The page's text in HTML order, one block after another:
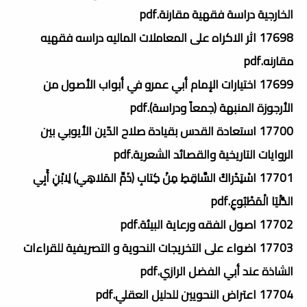
الخارجية دراسة فقهية مقارنة.pdf
17698 اثر الاكراه على المعاملات الماليه دراسه فقهيه
مقارنه.pdf
17699 اختيارات الإمام أبي عمرو في أبواب الأصول من
الأرجوزة المنبهة (جمعاً ودراسة).pdf
17700 استعادة القدس بقيادة صلاح الدّين الأيوبي بين
الروايات التاريخية والقصائد الشعرية.pdf
17701 اسْتِدْراكُ السَّاقِطِ مِنْ كِتابِ (ذَمِّ المَلاهِي) لِابْنِ أَبِي
الدُّنْيَا الْمَطْبُوعِ.pdf
17702 اصول الفقه ورعاية البيئة.pdf
17703 اضواء على التخريجات النحوية و التصريفية للقراءات
الشاذة عند أبي الفضل الرازي.pdf
17704 اعتراض النحويين للدليل العقلي.pdf